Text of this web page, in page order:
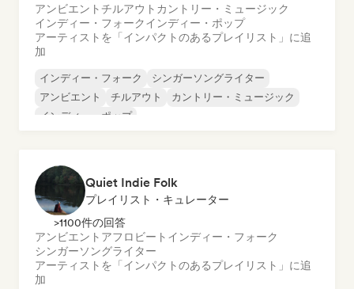
アンビエント チルアウト カントリー・ミュージック
インディー・フォークインディー・ポップ
アーティストを「インパクトのあるプレイリスト」に追
加
インディー・フォーク
シンガーソングライター
アンビエント
チルアウト
カントリー・ミュージック
インディー・ポップ
Quiet Indie Folk
プレイリスト・キュレーター
>1100件の回答
アンビエント アフロビート インディー・フォーク
シンガーソングライター
アーティストを「インパクトのあるプレイリスト」に追
加